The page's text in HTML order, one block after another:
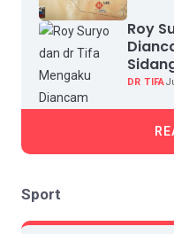
Roy
dan
DR TIFA
Sport